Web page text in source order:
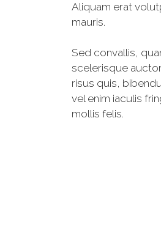
Aliquam erat
mauris.
Sed convallis,
scelerisque
risus quis,
vel enim iaculis
mollis felis.